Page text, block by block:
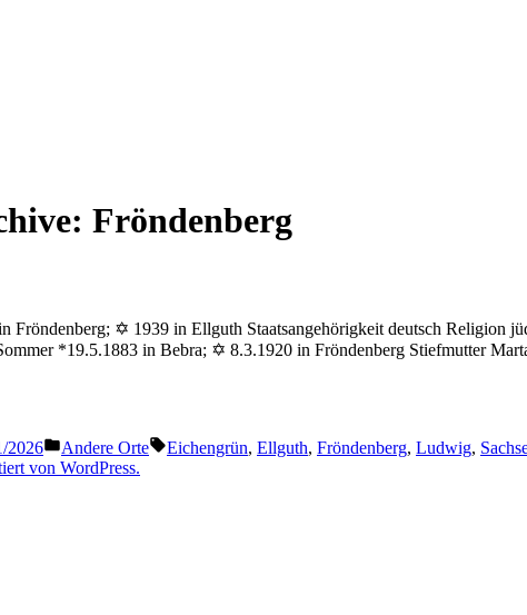
Fröndenberg
Fröndenberg; ✡ 1939 in Ellguth Staatsangehörigkeit deutsch Religion
*19.5.1883 in Bebra; ✡ 8.3.1920 in Fröndenberg Stiefmutter
2026
Veröffentlicht
in
Andere Orte Schlagwörter:
Eichengrün, Ellguth, Fröndenberg, Ludwig,
von WordPress.